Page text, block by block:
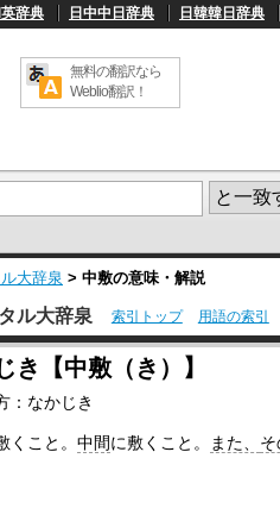
辞典 日中中日辞典 日韓韓日辞典
無料の翻訳なら
Weblio翻訳！
大辞泉 > 中敷の意味・解説
U
n
m
e
/
L
ル大辞泉 索引トップ 用語の索引
き【中敷（き）】
：なかじき
くこと。中間に敷くこと。 また、